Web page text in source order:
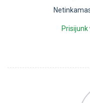
Prisijunk